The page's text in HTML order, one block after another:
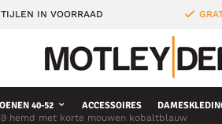
IN VOORRAAD
40-52 ACCESSOIRES
hemd met korte mouwen kobaltblauw